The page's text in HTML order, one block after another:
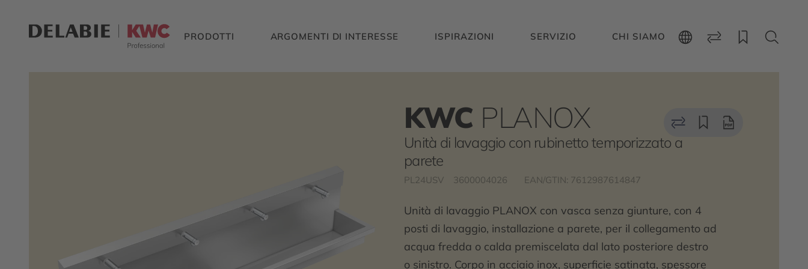
PRODOTTI ARGOMENTI DI INTERESSE ISPIRAZIONI SERVIZIO CHI SIAMO
KWC PLANOX
Unità di lavaggio con rubinetto temporizzato a
parete
PL24USV 3600004026 EAN/GTIN: 7612987614847
Unità di lavaggio PLANOX con vasca senza giunture, con 4
posti di lavaggio, installazione a parete, per il collegamento ad
acqua fredda o calda premiscelata dal lato posteriore destro
o sinistro. Corpo in acciaio inox, superficie satinata, spessore